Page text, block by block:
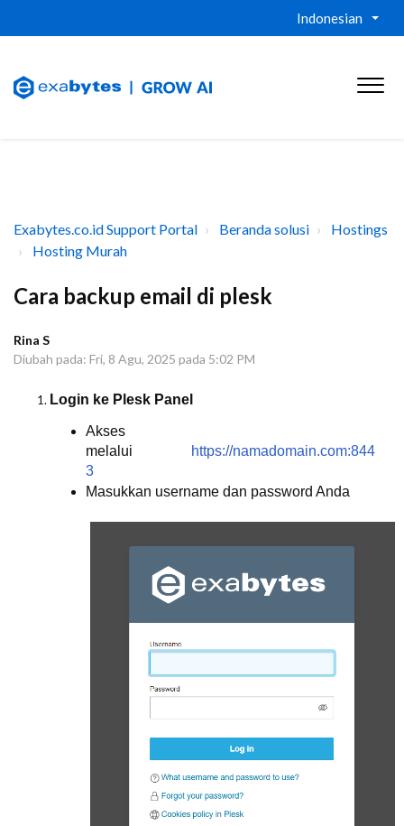
Indonesian
Exabytes.co.id Support Portal Beranda solusi
Hostings
Hosting Murah
Cara backup email di plesk
Rina S
Diubah pada: Fri, 8 Agu, 2025 pada 5:02 PM
Login ke Plesk Panel
Akses
melalui
https://namadomain.com:844
3
Masukkan username dan password Anda